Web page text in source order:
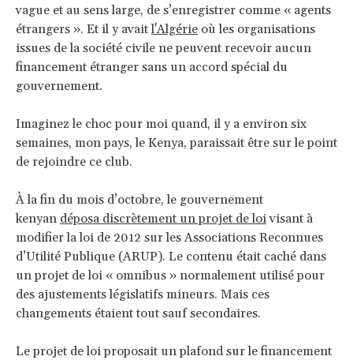
vague et au sens large, de s’enregistrer comme « agents
étrangers ». Et il y avaitl'Algérie où les organisations
issues de la société civile ne peuvent recevoir aucun
financement étranger sans un accord spécial du
gouvernement.
Imaginez le choc pour moi quand, il y a environ six
semaines, mon pays, le Kenya, paraissait être sur ​​le point
de rejoindre ce club.
À la fin du mois d’octobre, le gouvernement
kenyan déposa discrètement un projet de loivisant à
modifier la loi de 2012 sur les Associations Reconnues
d’Utilité Publique (ARUP). Le contenu était caché dans
un projet de loi « omnibus » normalement utilisé pour
des ajustements législatifs mineurs. Mais ces
changements étaient tout sauf secondaires.
Le projet de loi proposait un plafond sur le financement